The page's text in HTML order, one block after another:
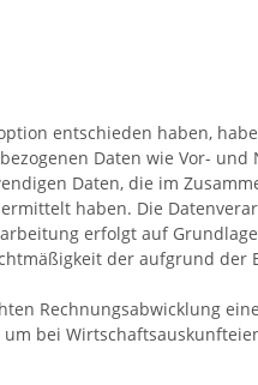
entschieden haben,
Daten wie Vor- und
Daten, die im
haben. Die
erfolgt auf Grundlage
der aufgrund der
Rechnungsabwicklung
bei